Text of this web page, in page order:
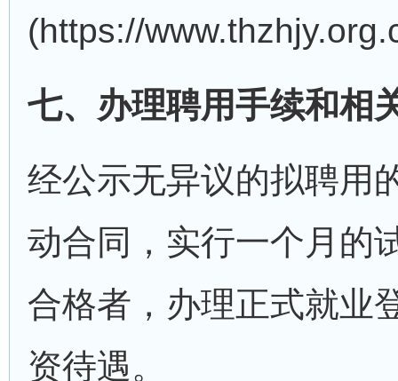
(https://
七、办理聘用手续和相
经公示无异议的拟聘用
动合同，实行一个月的
合格者，办理正式就业
资待遇。